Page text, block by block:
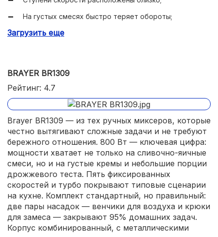
На густых смесях быстро теряет обороты;
Требует пауз при длительной работе.
Загрузить еще
BRAYER BR1309
Рейтинг: 4.7
Brayer BR1309 — из тех ручных миксеров, которые
честно вытягивают сложные задачи и не требуют
бережного отношения. 800 Вт — ключевая цифра:
мощности хватает не только на сливочно-яичные
смеси, но и на густые кремы и небольшие порции
дрожжевого теста. Пять фиксированных
скоростей и турбо покрывают типовые сценарии
на кухне. Комплект стандартный, но правильный:
две пары насадок — венчики для воздуха и крюки
для замеса — закрывают 95% домашних задач.
Корпус комбинированный, с металлическими